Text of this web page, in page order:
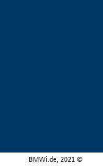
BMWi.de, 2021 ©